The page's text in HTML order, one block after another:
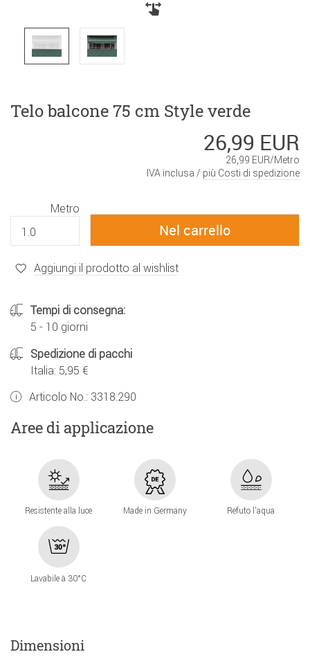
Telo balcone 75 cm Style verde
26,99 EUR
26,99 EUR/Metro
IVA inclusa / più Costi di spedizione
Metro
Aggiungi il prodotto al wishlist
Tempi di consegna:
5 - 10 giorni
Spedizione di pacchi
Italia: 5,95 €
Articolo No.: 3318.290
Aree di applicazione
Resistente alla luce Made in Germany Refuto l'aqua
Lavabile à 30°C
Dimensioni